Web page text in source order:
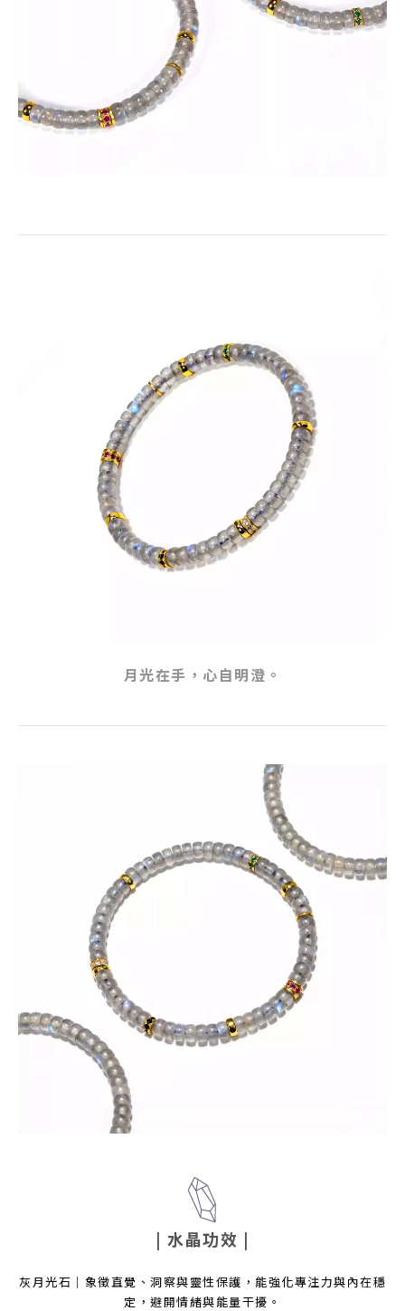
月光在手，心自明澄。
| 水晶功效 |
灰月光石｜象徵直覺、洞察與靈性保護，能強化專注力與內在穩
定，避開情緒與能量干擾。